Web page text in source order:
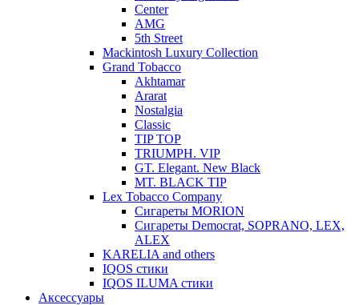
Center
AMG
5th Street
Mackintosh Luxury Collection
Grand Tobacco
Akhtamar
Ararat
Nostalgia
Classic
TIP TOP
TRIUMPH. VIP
GT. Elegant. New Black
MT. BLACK TIP
Lex Tobacco Company
Сигареты MORION
Сигареты Democrat, SOPRANO, LEX,
ALEX
KARELIA and others
IQOS стики
IQOS ILUMA стики
Аксессуары